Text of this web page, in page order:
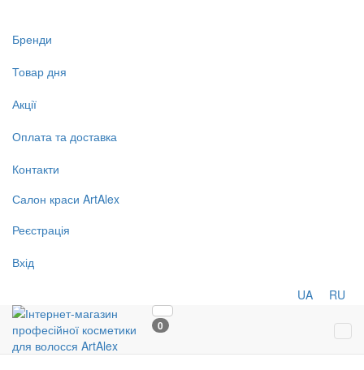
Бренди
Товар дня
Акції
Оплата та доставка
Контакти
Салон краси ArtAlex
Реєстрація
Вхід
UA RU
0